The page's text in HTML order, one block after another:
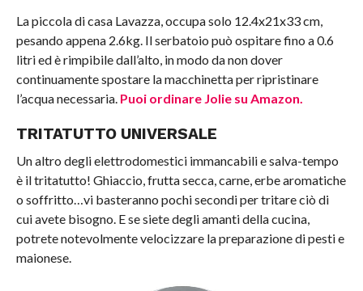
La piccola di casa Lavazza, occupa solo 12.4x21x33 cm,
pesando appena 2.6kg. Il serbatoio può ospitare fino a 0.6
litri ed è rimpibile dall’alto, in modo da non dover
continuamente spostare la macchinetta per ripristinare
l’acqua necessaria. Puoi ordinare Jolie su Amazon.
TRITATUTTO UNIVERSALE
Un altro degli elettrodomestici immancabili e salva-tempo
è il tritatutto! Ghiaccio, frutta secca, carne, erbe aromatiche
o soffritto…vi basteranno pochi secondi per tritare ciò di
cui avete bisogno. E se siete degli amanti della cucina,
potrete notevolmente velocizzare la preparazione di pesti e
maionese.